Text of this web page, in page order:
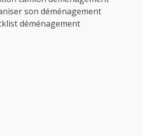
son déménagement
déménagement